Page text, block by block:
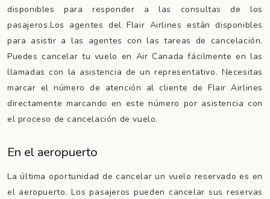
disponibles para responder a las consultas de los
pasajeros.Los agentes del Flair Airlines están disponibles
para asistir a las agentes con las tareas de cancelación.
Puedes cancelar tu vuelo en Air Canada fácilmente en las
llamadas con la asistencia de un representativo. Necesitas
marcar el número de atención al cliente de Flair Airlines
directamente marcando en este número por asistencia con
el proceso de cancelación de vuelo.
En el aeropuerto
La última oportunidad de cancelar un vuelo reservado es en
el aeropuerto. Los pasajeros pueden cancelar sus reservas